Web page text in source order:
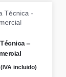
–
(IVA incluido)